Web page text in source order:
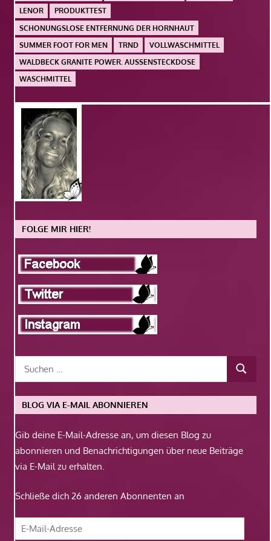
LENOR
PRODUKTTEST
SCHONUNGSLOSE ENTFERNUNG DER HORNHAUT
SUMMER FOOT FOR MEN
TRND
VOLLWASCHMITTEL
WALDBECK GRANITE POWER. AUSSENSTECKDOSE
WASCHMITTEL
FOLGE MIR HIER!
BLOG VIA E-MAIL ABONNIEREN
Gib deine E-Mail-Adresse an, um diesen Blog zu
abonnieren und Benachrichtigungen über neue Beiträge
via E-Mail zu erhalten.
Schließe dich 26 anderen Abonnenten an
E-